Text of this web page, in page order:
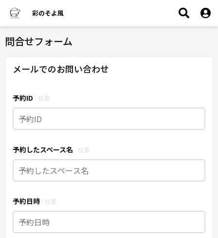
彩のそよ風
問合せフォーム
メールでのお問い合わせ
予約ID 任意
予約したスペース名 任意
予約日時 任意